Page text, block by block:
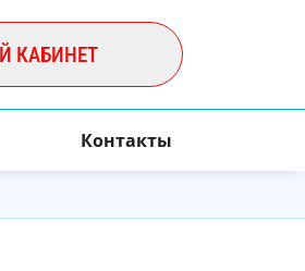
КАБИНЕТ
Контакты